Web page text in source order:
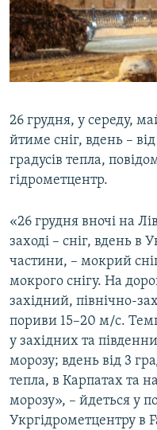
ВІДЕОУРОКИ «ELIFBE»
СВІДЧЕННЯ ОКУПАЦІЇ
УКРАЇНСЬКА ПРОБЛЕМА
Русский
Qırımtatar
Усі сайти RFE/RL
26 грудня, у середу,
йтиме сніг, вдень –
градусів тепла,
гідрометцентр.
«26 грудня вночі на
заході – сніг, вдень в
частини, – мокрий
мокрого снігу. На
західний, північно-
пориви 15–20 м/с.
у західних та
морозу; вдень від 3
тепла, в Карпатах та
морозу», – йдеться у
Укргідрометцентру в